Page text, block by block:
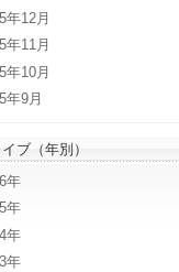
年12月
年11月
年10月
年9月
ブ（年別）